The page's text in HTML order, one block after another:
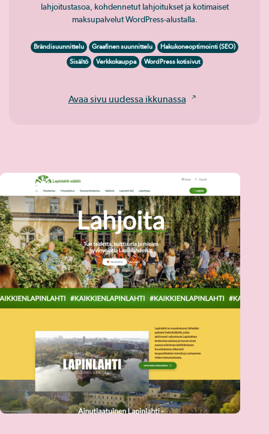
lahjoitustasoa, kohdennetut lahjoitukset ja kotimaiset
maksupalvelut WordPress-alustalla.
Brändisuunnittelu Graafinen suunnittelu
Hakukoneoptimointi (SEO)
Sisältö
Verkkokauppa WordPress kotisivut
Avaa sivu uudessa ikkunassa